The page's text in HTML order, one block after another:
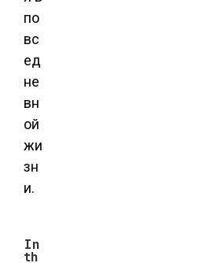
по
вс
ед
не
вн
ой
жи
зн
и.
In
th